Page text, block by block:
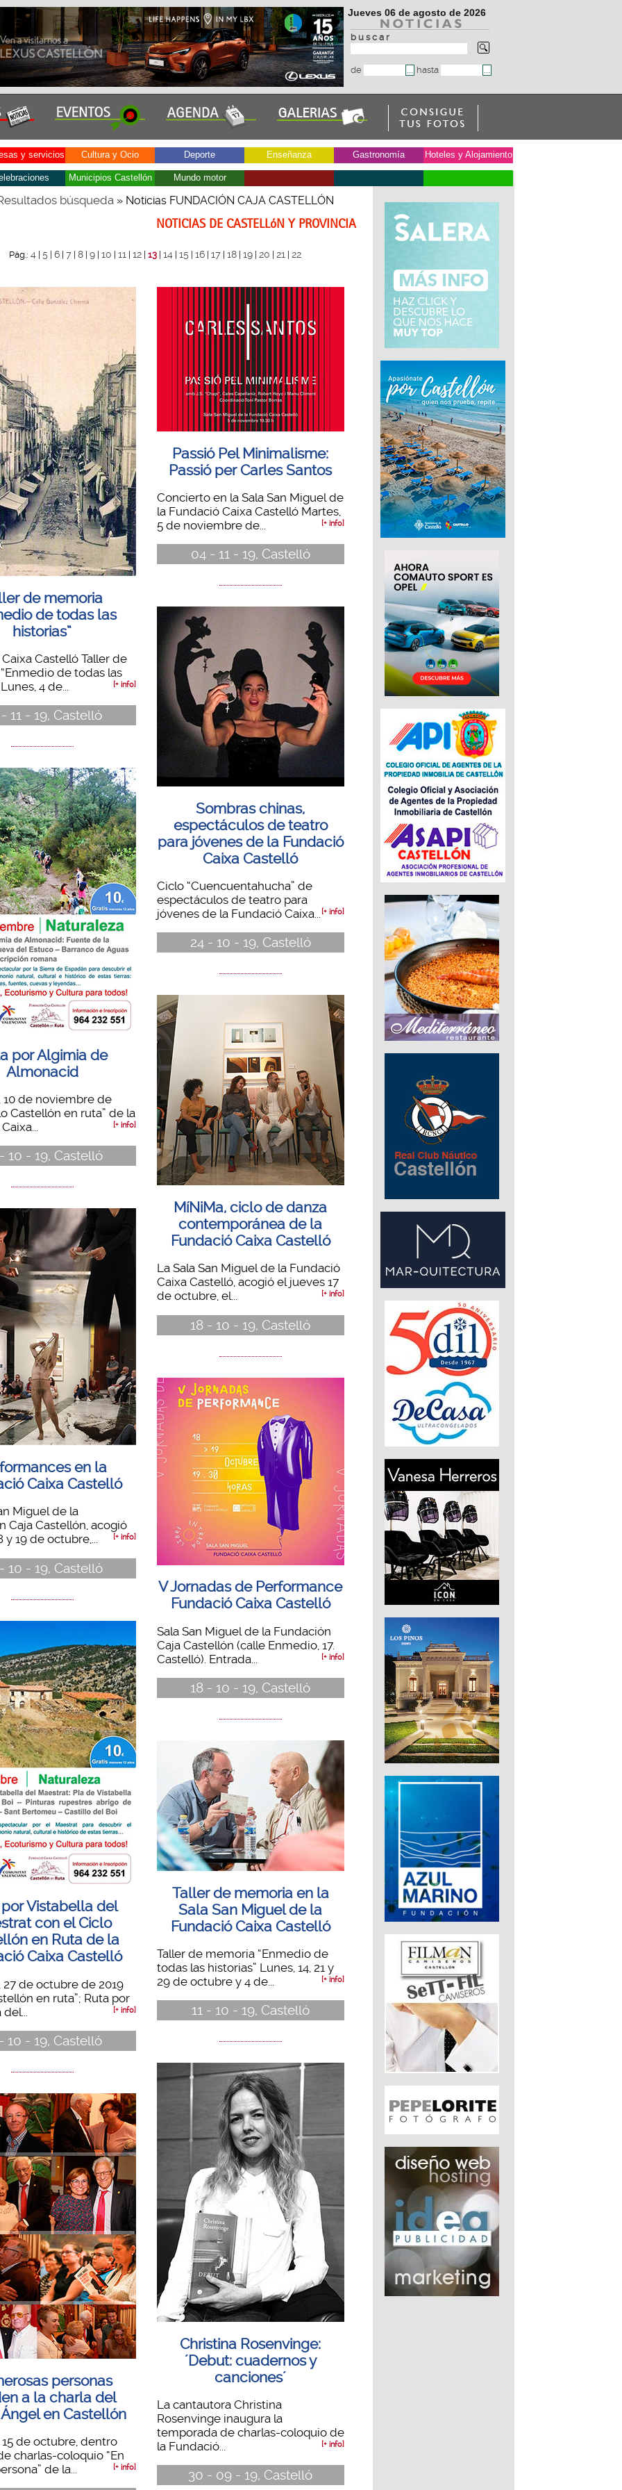
Jueves 06 de agosto de 2026
b u s c a r
de hasta
y servicios Cultura y Ocio Deporte Enseñanza Gastronomía Hoteles y Alojamiento
Municipios Castellón Mundo motor
búsqueda» Noticias FUNDACIÓN CAJA CASTELLÓN
NOTICIAS DE CASTELLóN Y PROVINCIA
Pág.: 4| 5| 6| 7| 8| 9| 10 11| 12| 13| 14| 15| 16| 17| 18| 19| 20 21| 22
de memoria
de todas las
historias”
Castelló Taller de
de todas las
4 de...
[+ info]
11 - 19, Castelló
por Algimia de
Almonacid
10 de noviembre de
Castellón en ruta” de la
[+ info]
10 - 19, Castelló
en la
Caixa Castelló
Miguel de la
Caja Castellón, acogió
y 19 de octubre,...
[+ info]
10 - 19, Castelló
Vistabella del
con el Ciclo
en Ruta de la
Caixa Castelló
de octubre de 2019
en ruta”; Ruta por
[+ info]
10 - 19, Castelló
personas
a la charla del
en Castellón
de octubre, dentro
charlas-coloquio “En
de la...
[+ info]
Passió Pel Minimalisme:
Passió per Carles Santos
Concierto en la Sala San Miguel de
la Fundació Caixa Castelló Martes,
5 de noviembre de...
[+ info]
04 - 11 - 19, Castelló
Sombras chinas,
espectáculos de teatro
para jóvenes de la Fundació
Caixa Castelló
Ciclo “Cuencuentahucha” de
espectáculos de teatro para
jóvenes de la Fundació Caixa... [+ info]
24 - 10 - 19, Castelló
MíNiMa, ciclo de danza
contemporánea de la
Fundació Caixa Castelló
La Sala San Miguel de la Fundació
Caixa Castelló, acogió el jueves 17
de octubre, el...
[+ info]
18 - 10 - 19, Castelló
V Jornadas de Performance
Fundació Caixa Castelló
Sala San Miguel de la Fundación
Caja Castellón (calle Enmedio, 17.
Castelló). Entrada...
[+ info]
18 - 10 - 19, Castelló
Taller de memoria en la
Sala San Miguel de la
Fundació Caixa Castelló
Taller de memoria “Enmedio de
todas las historias” Lunes, 14, 21 y
29 de octubre y 4 de...
[+ info]
11 - 10 - 19, Castelló
Christina Rosenvinge:
´Debut: cuadernos y
canciones´
La cantautora Christina
Rosenvinge inaugura la
temporada de charlas-coloquio de
la Fundació...
[+ info]
30 - 09 - 19, Castelló